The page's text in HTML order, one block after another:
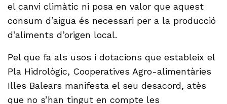
el canvi climàtic ni posa en valor que aquest
consum d’aigua és necessari per a la producció
d’aliments d’origen local.
Pel que fa als usos i dotacions que estableix el
Pla Hidrològic, Cooperatives Agro-alimentàries
Illes Balears manifesta el seu desacord, atès
que no s’han tingut en compte les